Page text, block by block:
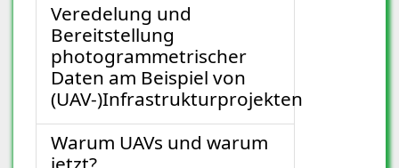
Veredelung und
Bereitstellung
photogrammetrischer
Daten am Beispiel von
(UAV-)Infrastrukturprojekten
Warum UAVs und warum